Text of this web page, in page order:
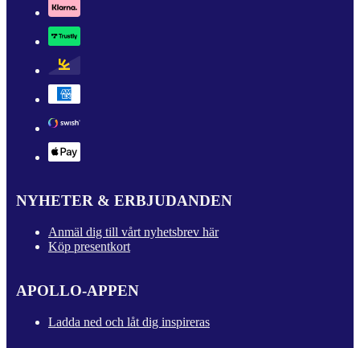
NYHETER & ERBJUDANDEN
Anmäl dig till vårt nyhetsbrev här
Köp presentkort
APOLLO-APPEN
Ladda ned och låt dig inspireras